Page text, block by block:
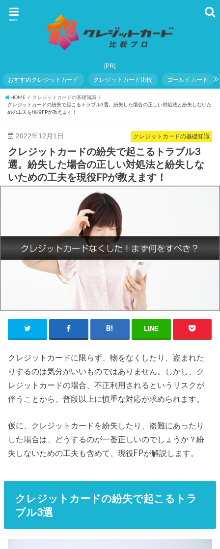
menu
おすすめクレジットカード クレジットカード比較 ゴールドカード
HOME
クレジットカードの基礎知識
クレジットカードの紛失で起こるトラブル3選。紛失した場合の正しい対処法と紛失しないた
めの工夫を現役FPが教えます！
クレジットカードの基礎知識
2022年12月1日
クレジットカードの紛失で起こるトラブル3
選。紛失した場合の正しい対処法と紛失しな
いための工夫を現役FPが教えます！
LINE
クレジットカードに限らず、物をなくしたり、盗まれた
りするのは気分がいいものではありません。しかし、ク
レジットカードの場合、不正利用されるというリスクが
伴うことから、普段以上に慎重な対応が求められます。
仮に、クレジットカードを紛失したり、盗難にあったり
した場合は、どうするのが一番正しいのでしょうか？紛
失しないための工夫も含めて、現役FPが解説します。
クレジットカードの紛失で起こるトラ
ブル3選